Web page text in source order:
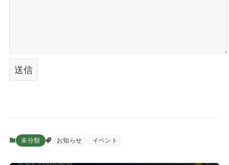
未分類 お知らせ イベント